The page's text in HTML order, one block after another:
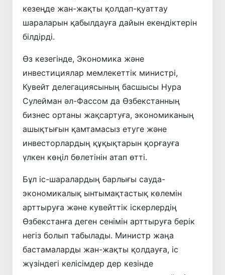
кезеңде жан-жақты қолдап-қуаттау
шараларын қабылдауға дайын екендіктерін
білдірді.
Өз кезегінде, Экономика және
инвестициялар мемлекеттік министрі,
Кувейт делегациясының басшысы Нура
Сулейман әл-Фассом да Өзбекстанның
бизнес ортаны жақсартуға, экономиканың
ашықтығын қамтамасыз етуге және
инвесторлардың құқықтарын қорғауға
үлкен көңіл бөлетінін атап өтті.
Бұл іс-шаралардың барлығы сауда-
экономикалық ынтымақтастық көлемін
арттыруға және кувейттік іскерлердің
Өзбекстанға деген сенімін арттыруға берік
негіз болып табылады. Министр жаңа
бастамаларды жан-жақты қолдауға, іс
жүзіндегі келісімдер дер кезінде